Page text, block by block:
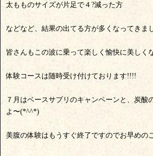
太もものサイズが片足で４?減った方
などなど、結果の出てる方が多くなってきま
皆さんもこの波に乗って楽しく愉快に美しく
体験コースは随時受け付けております!!!!
７月はベースサプリのキャンペーンと、炭酸
よ〜(*^^*)
美腹の体験はもうすぐ終了ですのでお早めの